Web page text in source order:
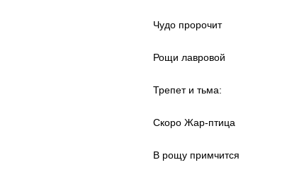
Чудо пророчит
Рощи лавровой
Трепет и тьма:
Скоро Жар-птица
В рощу примчится